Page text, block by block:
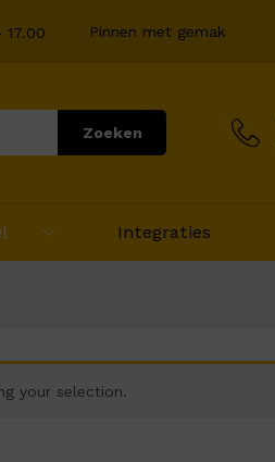
Pinnen met gemak
Zoeken
Integraties
your selection.